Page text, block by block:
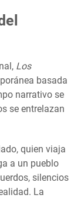
Los
basada
narrativo se
se entrelazan
quien viaja
a un pueblo
silencios
La